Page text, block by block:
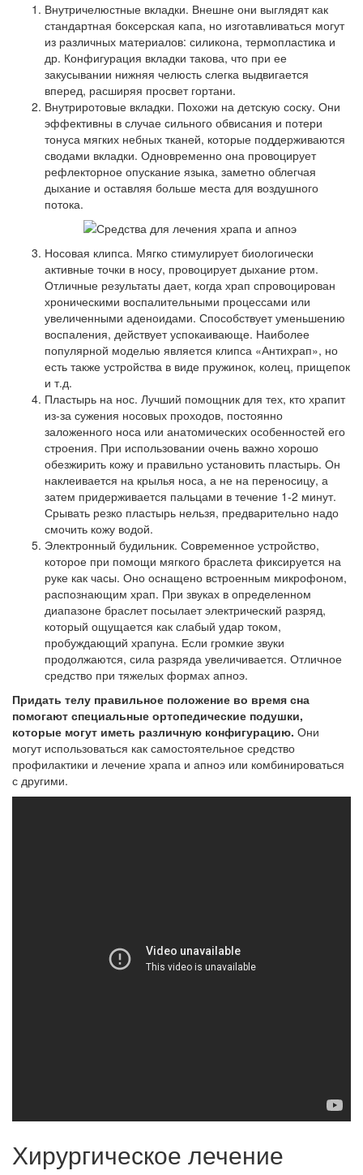
Внутричелюстные вкладки. Внешне они выглядят как
стандартная боксерская капа, но изготавливаться могут
из различных материалов: силикона, термопластика и
др. Конфигурация вкладки такова, что при ее
закусывании нижняя челюсть слегка выдвигается
вперед, расширяя просвет гортани.
Внутриротовые вкладки. Похожи на детскую соску. Они
эффективны в случае сильного обвисания и потери
тонуса мягких небных тканей, которые поддерживаются
сводами вкладки. Одновременно она провоцирует
рефлекторное опускание языка, заметно облегчая
дыхание и оставляя больше места для воздушного
потока.
Носовая клипса. Мягко стимулирует биологически
активные точки в носу, провоцирует дыхание ртом.
Отличные результаты дает, когда храп спровоцирован
хроническими воспалительными процессами или
увеличенными аденоидами. Способствует уменьшению
воспаления, действует успокаивающе. Наиболее
популярной моделью является клипса «Антихрап», но
есть также устройства в виде пружинок, колец, прищепок
и т.д.
Пластырь на нос. Лучший помощник для тех, кто храпит
из-за сужения носовых проходов, постоянно
заложенного носа или анатомических особенностей его
строения. При использовании очень важно хорошо
обезжирить кожу и правильно установить пластырь. Он
наклеивается на крылья носа, а не на переносицу, а
затем придерживается пальцами в течение 1-2 минут.
Срывать резко пластырь нельзя, предварительно надо
смочить кожу водой.
Электронный будильник. Современное устройство,
которое при помощи мягкого браслета фиксируется на
руке как часы. Оно оснащено встроенным микрофоном,
распознающим храп. При звуках в определенном
диапазоне браслет посылает электрический разряд,
который ощущается как слабый удар током,
пробуждающий храпуна. Если громкие звуки
продолжаются, сила разряда увеличивается. Отличное
средство при тяжелых формах апноэ.
Придать телу правильное положение во время сна
помогают специальные ортопедические подушки,
которые могут иметь различную конфигурацию. Они
могут использоваться как самостоятельное средство
профилактики и лечение храпа и апноэ или комбинироваться
с другими.
Хирургическое лечение